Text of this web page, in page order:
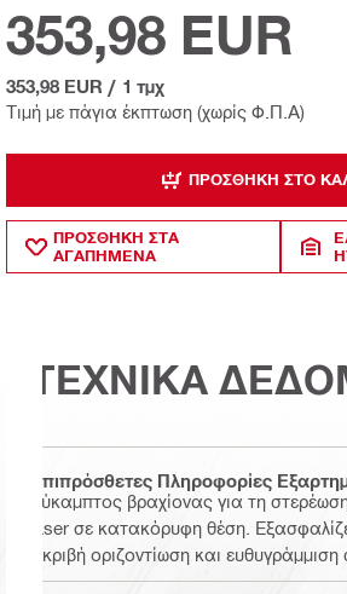
Τιμή με πάγια έκπτωση (χωρίς Φ.Π.Α)
353,98 EUR
353,98 EUR / 1 τμχ
ΠΡΟΣΘΉΚΗ ΣΤΟ
ΠΡΟΣΘΗΚΗ ΣΤΑ
ΑΓΑΠΗΜΕΝΑ
ΤΕΧΝΙΚΑ
Επιπρόσθετες Πληροφορίες
Εύκαμπτος βραχίονας για τη
laser σε κατακόρυφη θέση.
ακριβή οριζοντίωση και